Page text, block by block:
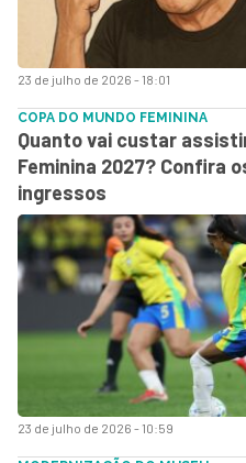
23 de julho de 2026 - 18:01
23 de julho de 2026 - 10:59
COPA DO MUNDO FEMININA
Quanto vai custar
Feminina 2027? Confira
ingressos